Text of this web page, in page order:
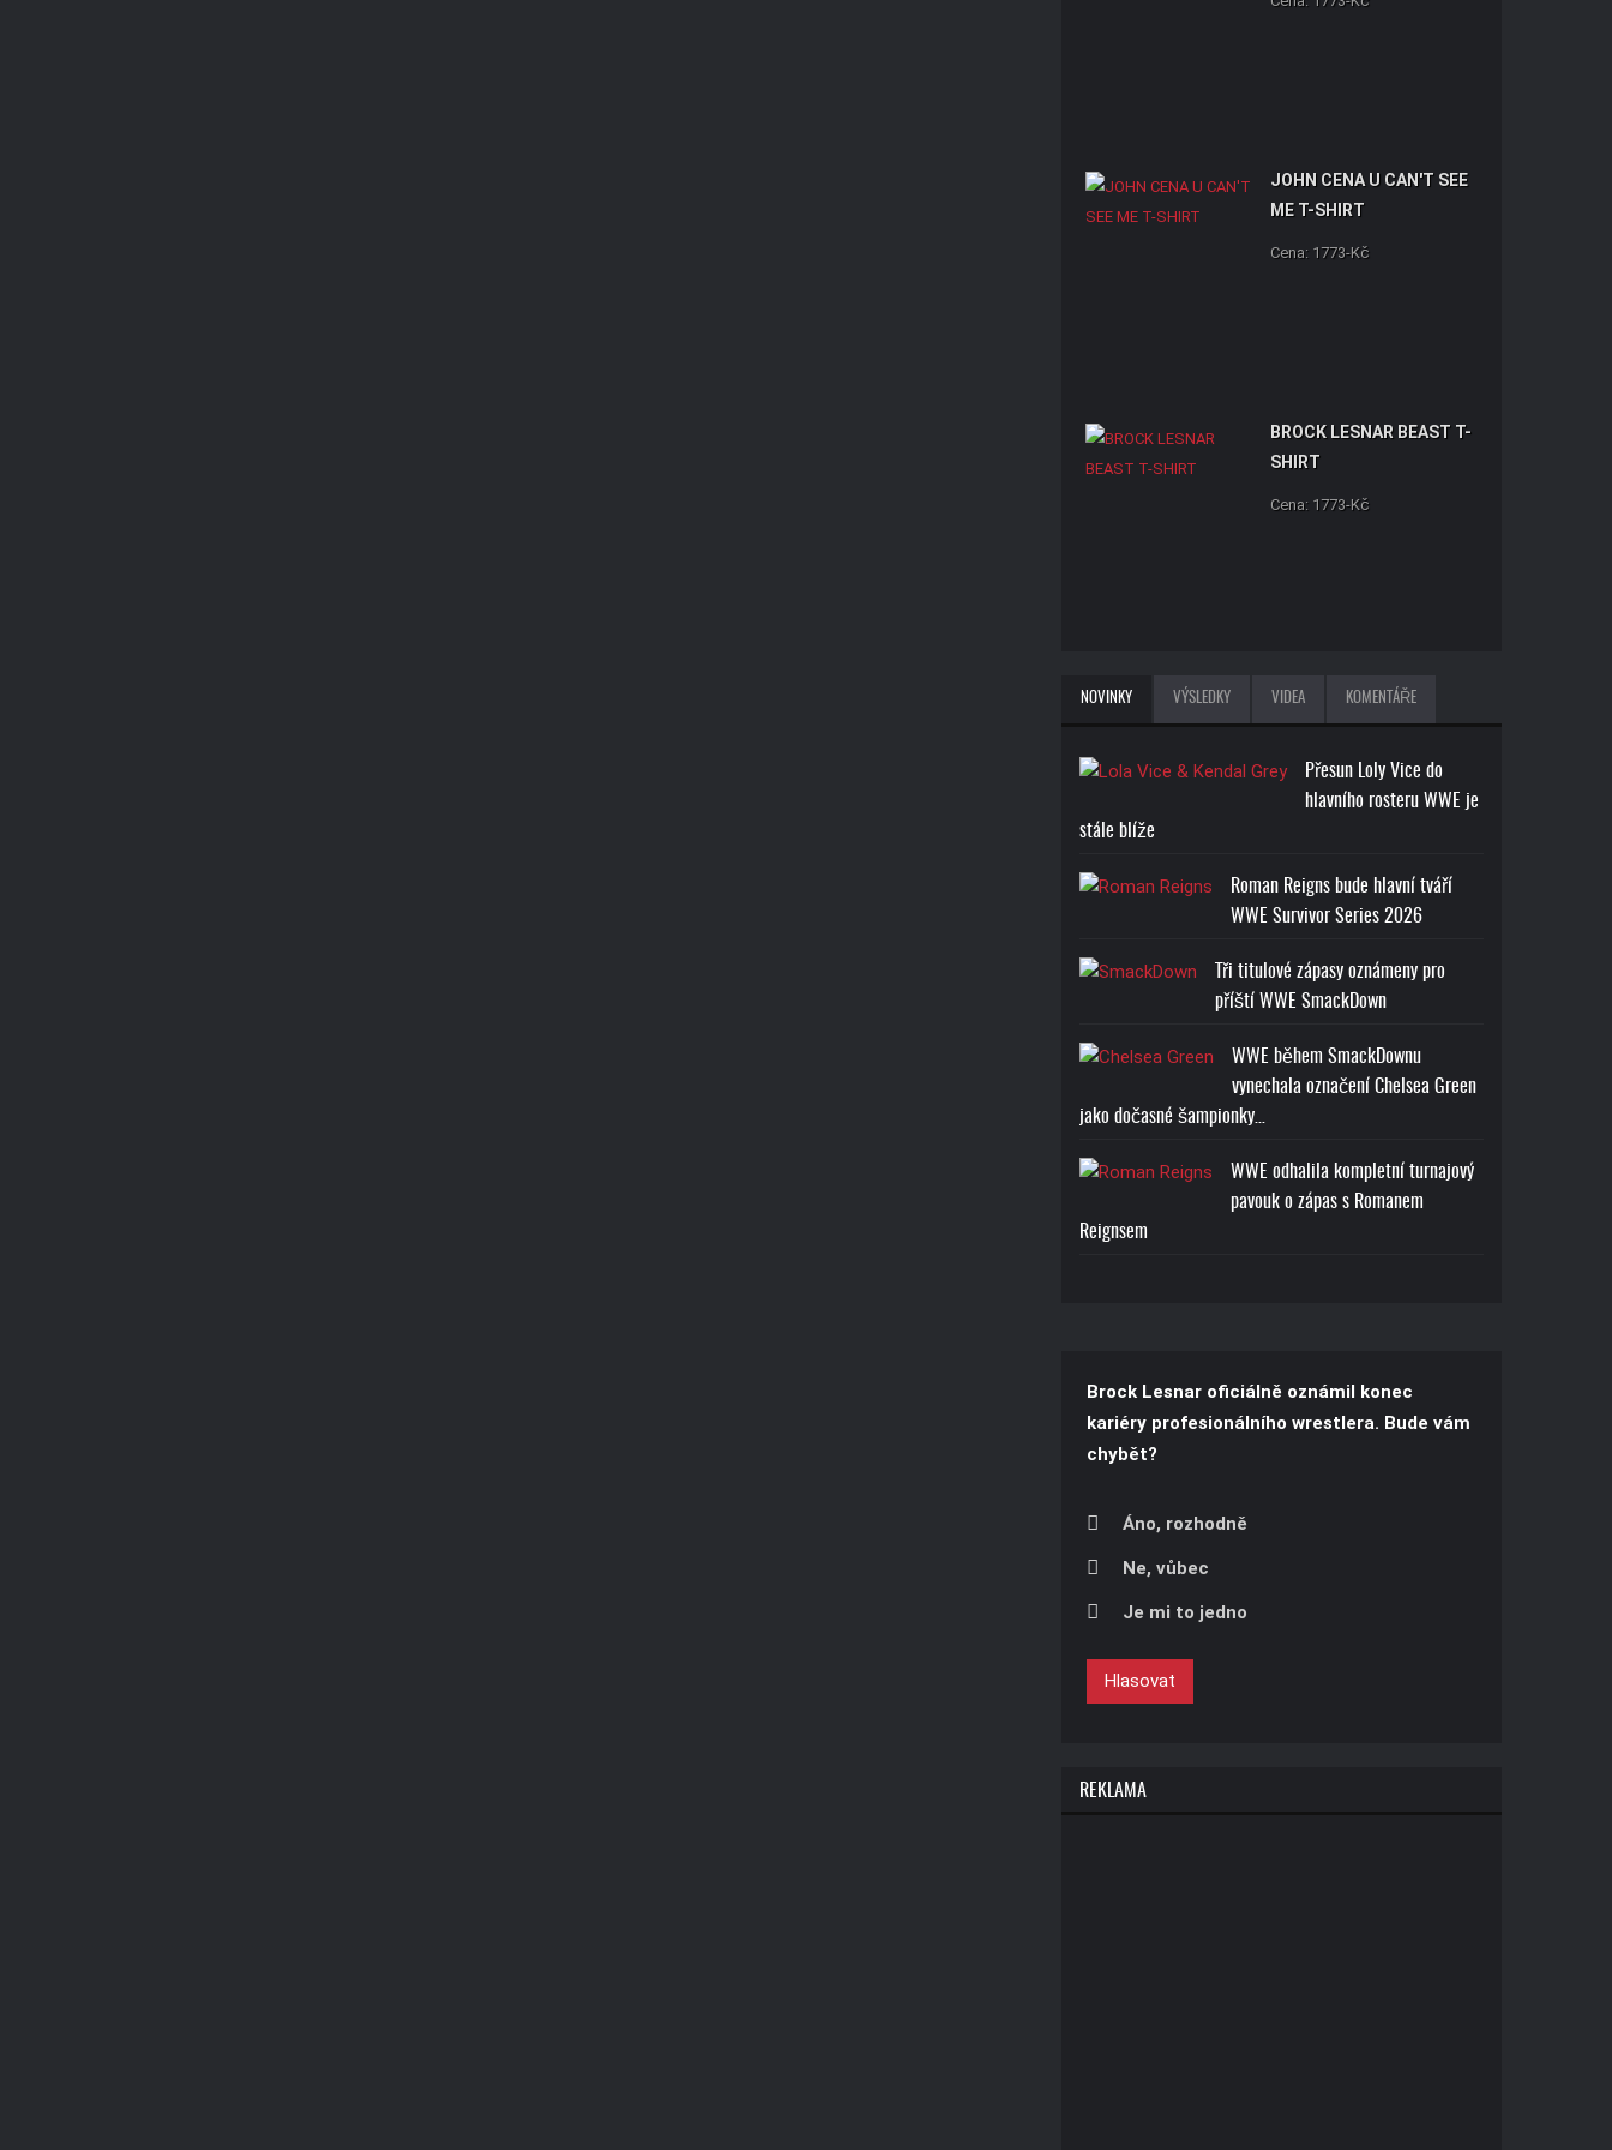
JOHN CENA U CAN'T SEE
ME T-SHIRT
Cena: 1773-Kč
BROCK LESNAR BEAST T-
SHIRT
Cena: 1773-Kč
NOVINKY VÝSLEDKY VIDEA KOMENTÁŘE
Přesun Loly Vice do
hlavního rosteru WWE je
stále blíže
Roman Reigns bude hlavní tváří
WWE Survivor Series 2026
Tři titulové zápasy oznámeny pro
příští WWE SmackDown
WWE během SmackDownu
vynechala označení Chelsea Green
jako dočasné šampionky…
WWE odhalila kompletní turnajový
pavouk o zápas s Romanem
Reignsem
Brock Lesnar oficiálně oznámil konec
kariéry profesionálního wrestlera. Bude vám
chybět?
Áno, rozhodně
Ne, vůbec
Je mi to jedno
Hlasovat
REKLAMA